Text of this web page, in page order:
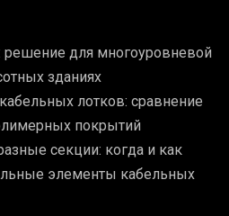
решение для многоуровневой
зданиях
лотков: сравнение
покрытий
секции: когда и как
элементы кабельных